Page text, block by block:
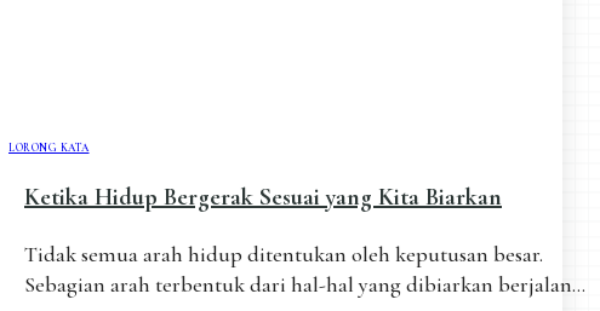
LORONG KATA
Ketika Hidup Bergerak Sesuai yang Kita Biarkan
Tidak semua arah hidup ditentukan oleh keputusan besar.
Sebagian arah terbentuk dari hal-hal yang dibiarkan berjalan...